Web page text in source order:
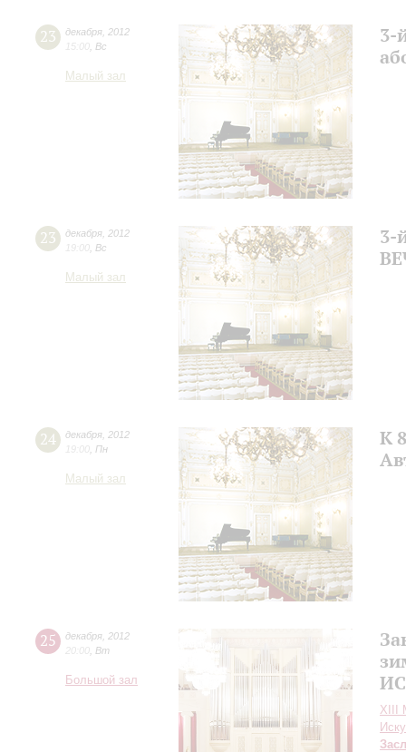
23 декабря 2012
15:00 Вс
Малый зал
3-
23 декабря 2012
19:00 Вс
Малый зал
3-
24 декабря 2012
19:00 Пн
Малый зал
К
25 декабря 2012
20:00 Вт
Большой зал
XIII